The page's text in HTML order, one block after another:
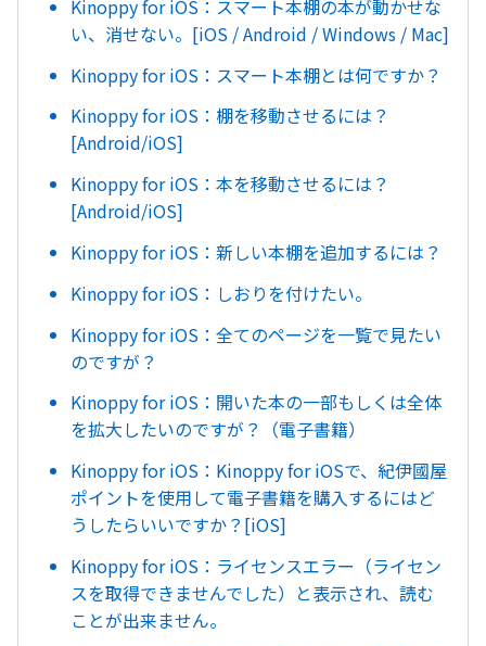
Kinoppy for iOS：スマート本棚の本が動かせな
い、消せない。[iOS / Android / Windows / Mac]
Kinoppy for iOS：スマート本棚とは何ですか？
Kinoppy for iOS：棚を移動させるには？
[Android/iOS]
Kinoppy for iOS：本を移動させるには？
[Android/iOS]
Kinoppy for iOS：新しい本棚を追加するには？
Kinoppy for iOS：しおりを付けたい。
Kinoppy for iOS：全てのページを一覧で見たい
のですが？
Kinoppy for iOS：開いた本の一部もしくは全体
を拡大したいのですが？（電子書籍）
Kinoppy for iOS：Kinoppy for iOSで、紀伊國屋
ポイントを使用して電子書籍を購入するにはど
うしたらいいですか？[iOS]
Kinoppy for iOS：ライセンスエラー（ライセン
スを取得できませんでした）と表示され、読む
ことが出来ません。